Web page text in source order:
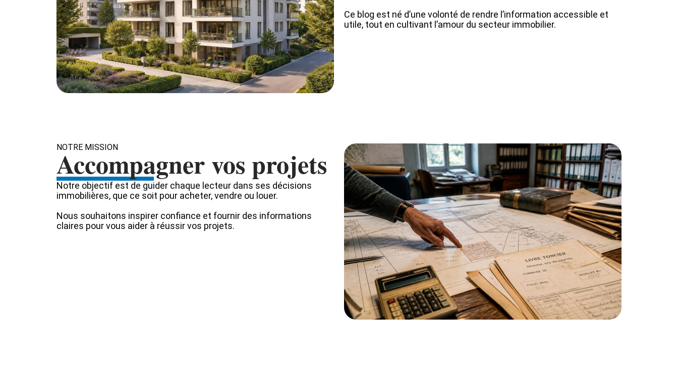
Ce blog est né d’une volonté de rendre l’information accessible et
utile, tout en cultivant l’amour du secteur immobilier.
NOTRE MISSION
Accompagner vos projets
Notre objectif est de guider chaque lecteur dans ses décisions
immobilières, que ce soit pour acheter, vendre ou louer.
Nous souhaitons inspirer confiance et fournir des informations
claires pour vous aider à réussir vos projets.